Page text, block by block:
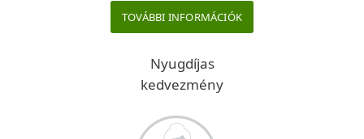
TOVÁBBI INFORMÁCIÓK
Nyugdíjas
kedvezmény